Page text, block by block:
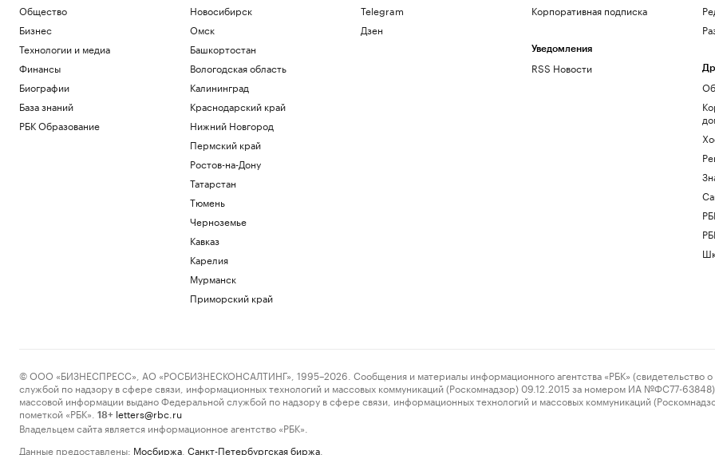
Общество
Бизнес
Технологии и медиа
Финансы
Биографии
База знаний
РБК Образование
Новосибирск
Омск
Башкортостан
Вологодская область
Калининград
Краснодарский край
Нижний Новгород
Пермский край
Ростов-на-Дону
Татарстан
Тюмень
Черноземье
Кавказ
Карелия
Мурманск
Приморский край
Telegram
Дзен
Корпоративная подписка
Уведомления
RSS Новости
© ООО «БИЗНЕСПРЕСС», АО «РОСБИЗНЕСКОНСАЛТИНГ», 1995–2026. Сообщения и материалы информационного агентства «РБК» (свидетельство о
службой по надзору в сфере связи, информационных технологий и массовых коммуникаций (Роскомнадзор) 09.12.2015 за номером ИА №ФС77-63848)
массовой информации выдано Федеральной службой по надзору в сфере связи, информационных технологий и массовых коммуникаций
пометкой «РБК».
18+ letters@rbc.ru
Владельцем сайта является информационное агентство «РБК».
Данные предоставлены: Мосбиржа Санкт-Петербургская биржа